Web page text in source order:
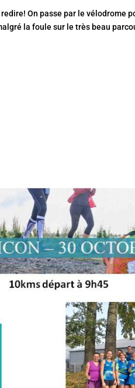
On passe par le vélodrome
la foule sur le très beau